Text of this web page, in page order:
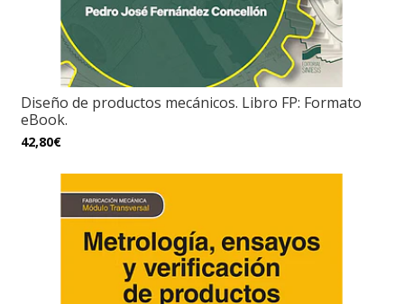
Diseño de productos mecánicos. Libro FP: Formato
eBook.
42,80€